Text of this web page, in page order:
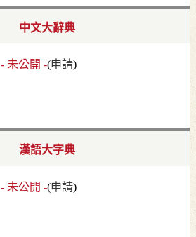
中文大辭典
- 未公開 -(申請)
漢語大字典
- 未公開 -(申請)